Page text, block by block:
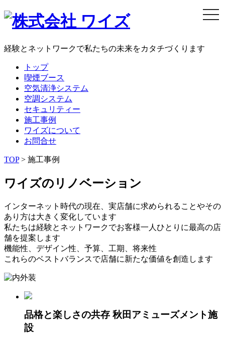
経験とネットワークで私たちの未来をカタチづくります
トップ
喫煙ブース
空気清浄システム
空調システム
セキュリティー
施工事例
ワイズについて
お問合せ
TOP> 施工事例
ワイズのリノベーション
インターネット時代の現在、実店舗に求められることやその
あり方は大きく変化しています
私たちは経験とネットワークでお客様一人ひとりに最高の店
舗を提案します
機能性、デザイン性、予算、工期、将来性
これらのベストバランスで店舗に新たな価値を創造します
品格と楽しさの共存 秋田アミューズメント施
設